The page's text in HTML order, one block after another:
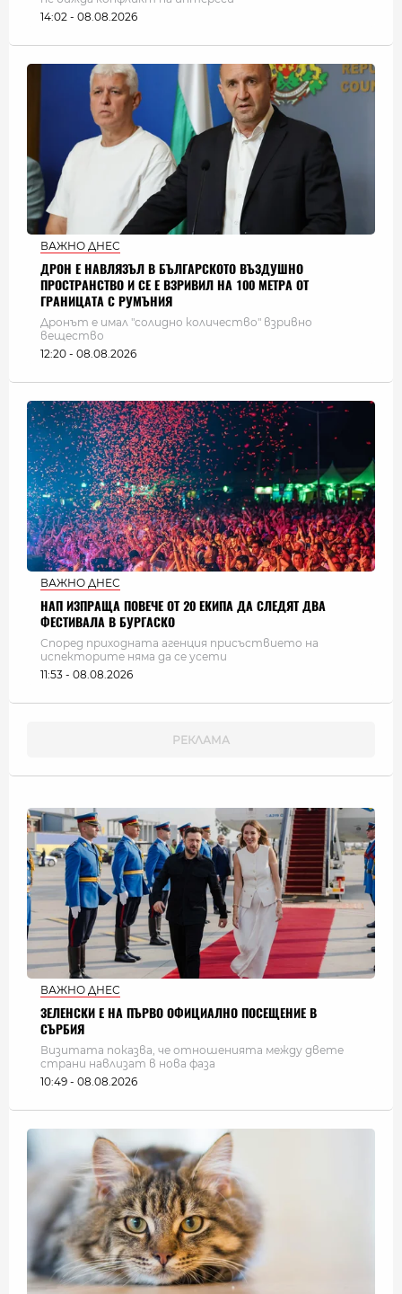
14:02 - 08.08.2026
ВАЖНО ДНЕС
ДРОН Е НАВЛЯЗЪЛ В БЪЛГАРСКОТО ВЪЗДУШНО
ПРОСТРАНСТВО И СЕ Е ВЗРИВИЛ НА 100 МЕТРА ОТ
ГРАНИЦАТА С РУМЪНИЯ
Дронът е имал "солидно количество" взривно
вещество
12:20 - 08.08.2026
ВАЖНО ДНЕС
НАП ИЗПРАЩА ПОВЕЧЕ ОТ 20 ЕКИПА ДА СЛЕДЯТ ДВА
ФЕСТИВАЛА В БУРГАСКО
Според приходната агенция присъствието на
испекторите няма да се усети
11:53 - 08.08.2026
ВАЖНО ДНЕС
ЗЕЛЕНСКИ Е НА ПЪРВО ОФИЦИАЛНО ПОСЕЩЕНИЕ В
СЪРБИЯ
Визитата показва, че отношенията между двете
страни навлизат в нова фаза
10:49 - 08.08.2026